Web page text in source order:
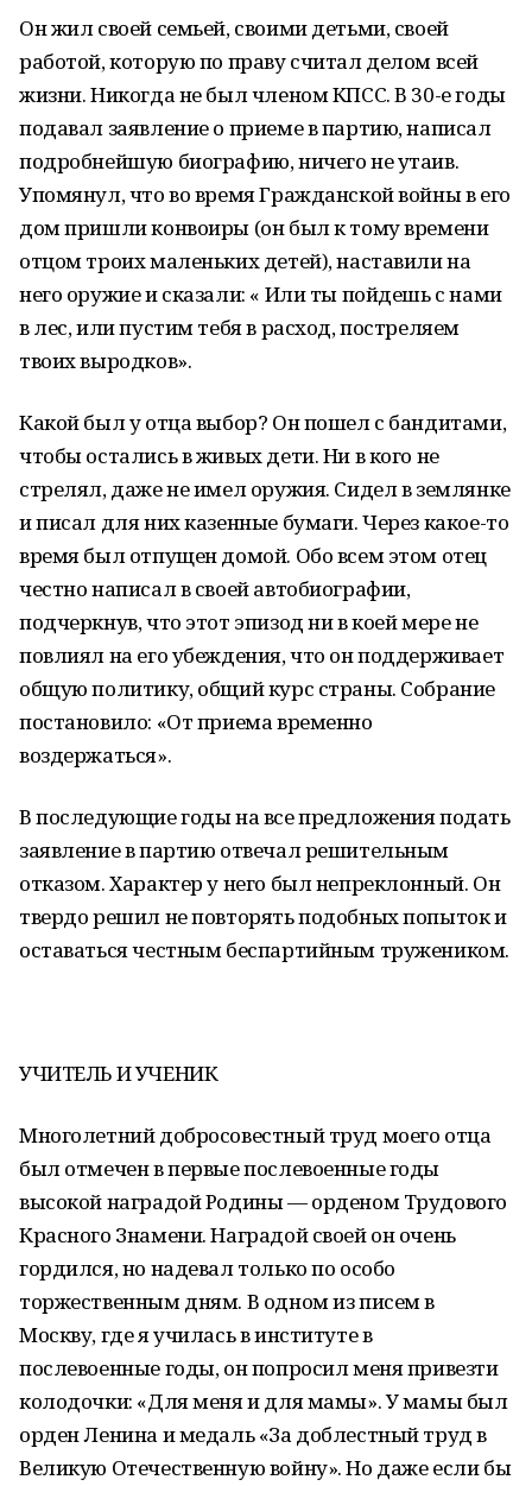
Он жил своей семьей, своими детьми, своей
работой, которую по праву считал делом всей
жизни. Никогда не был членом КПСС. В 30-е годы
подавал заявление о приеме в партию, написал
подробнейшую биографию, ничего не утаив.
Упомянул, что во время Гражданской войны в его
дом пришли конвоиры (он был к тому времени
отцом троих маленьких детей), наставили на
него оружие и сказали: « Или ты пойдешь с нами
в лес, или пустим тебя в расход, постреляем
твоих выродков».
Какой был у отца выбор? Он пошел с бандитами,
чтобы остались в живых дети. Ни в кого не
стрелял, даже не имел оружия. Сидел в землянке
и писал для них казенные бумаги. Через какое-то
время был отпущен домой. Обо всем этом отец
честно написал в своей автобиографии,
подчеркнув, что этот эпизод ни в коей мере не
повлиял на его убеждения, что он поддерживает
общую политику, общий курс страны. Собрание
постановило: «От приема временно
воздержаться».
В последующие годы на все предложения подать
заявление в партию отвечал решительным
отказом. Характер у него был непреклонный. Он
твердо решил не повторять подобных попыток и
оставаться честным беспартийным тружеником.
УЧИТЕЛЬ И УЧЕНИК
Многолетний добросовестный труд моего отца
был отмечен в первые послевоенные годы
высокой наградой Родины — орденом Трудового
Красного Знамени. Наградой своей он очень
гордился, но надевал только по особо
торжественным дням. В одном из писем в
Москву, где я училась в институте в
послевоенные годы, он попросил меня привезти
колодочки: «Для меня и для мамы». У мамы был
орден Ленина и медаль «За доблестный труд в
Великую Отечественную войну». Но даже если бы